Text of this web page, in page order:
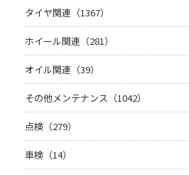
タイヤ関連（1367）
ホイール関連（281）
オイル関連（39）
その他メンテナンス（1042）
点検（279）
車検（14）